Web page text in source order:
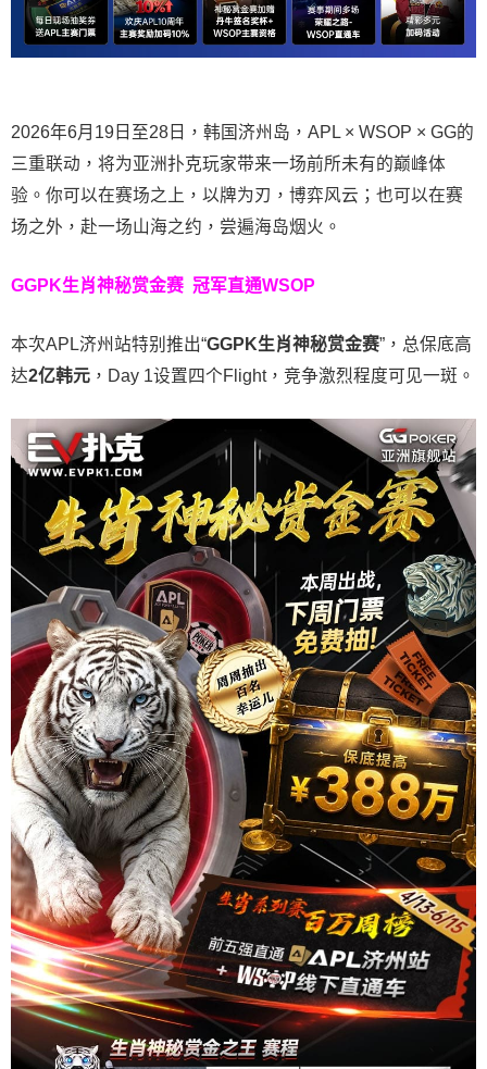
2026年6月19日至28日，韩国济州岛，APL × WSOP × GG的
三重联动，将为亚洲扑克玩家带来一场前所未有的巅峰体
验。 你可以在赛场之上，以牌为刃，博弈风云；也可以在赛
场之外，赴一场山海之约，尝遍海岛烟火。
GGPK生肖神秘赏金赛 冠军直通WSOP
本次APL济州站特别推出“GGPK生肖神秘赏金赛”，总保底高
达2亿韩元 ，Day 1设置四个Flight，竞争激烈程度可见一斑。